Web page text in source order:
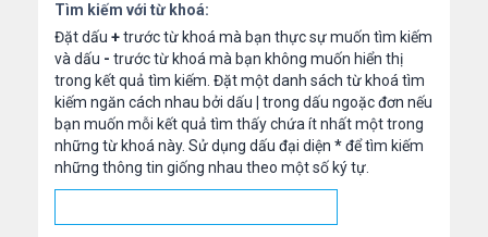
Tìm kiếm với từ khoá:
Đặt dấu +trước từ khoá mà bạn thực sự muốn tìm kiếm
và dấu - trước từ khoá mà bạn không muốn hiển thị
trong kết quả tìm kiếm. Đặt một danh sách từ khoá tìm
kiếm ngăn cách nhau bởi dấu
trong dấu ngoặc đơn nếu
bạn muốn mỗi kết quả tìm thấy chứa ít nhất một trong
những từ khoá này. Sử dụng dấu đại diện *để tìm kiếm
những thông tin giống nhau theo một số ký tự.